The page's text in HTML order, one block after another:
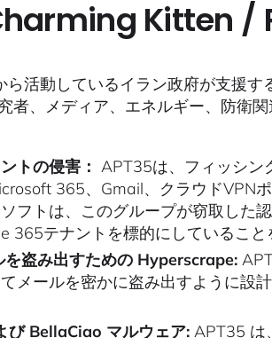
Kitten /
活動しているイラン政府が支援
者、メディア、エネルギー、防衛
トの侵害： APT35は、フィッシン
365、Gmail、クラウドVPN
フトは、このグループが窃取した
365テナントを標的にしていること
を盗み出すための Hyperscrape:
メールを密かに盗み出すように設
び BellaCiao マルウェア:APT35 は